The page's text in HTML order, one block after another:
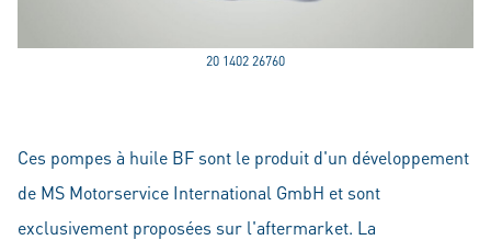
20 1402 26760
Ces pompes à huile BF sont le produit d'un développement
de MS Motorservice International GmbH et sont
exclusivement proposées sur l'aftermarket. La